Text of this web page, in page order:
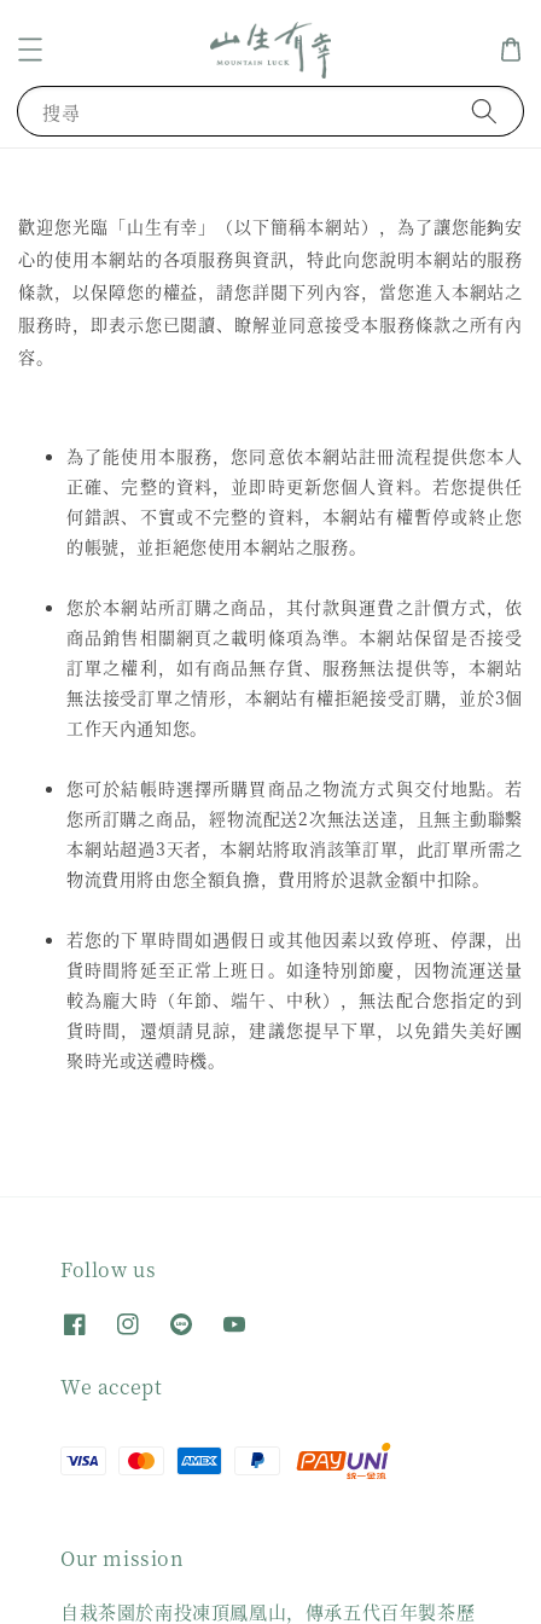
搜尋
歡迎您光臨「山生有幸」（以下簡稱本網站），為了讓您能夠安
心的使用本網站的各項服務與資訊，特此向您說明本網站的服務
條款，以保障您的權益，請您詳閱下列內容，當您進入本網站之
服務時，即表示您已閱讀、瞭解並同意接受本服務條款之所有內
容。
為了能使用本服務，您同意依本網站註冊流程提供您本人
正確、完整的資料，並即時更新您個人資料。若您提供任
何錯誤、不實或不完整的資料，本網站有權暫停或終止您
的帳號，並拒絕您使用本網站之服務。
您於本網站所訂購之商品，其付款與運費之計價方式，依
商品銷售相關網頁之載明條項為準。本網站保留是否接受
訂單之權利，如有商品無存貨、服務無法提供等，本網站
無法接受訂單之情形，本網站有權拒絕接受訂購，並於3個
工作天內通知您。
您可於結帳時選擇所購買商品之物流方式與交付地點。若
您所訂購之商品，經物流配送2次無法送達，且無主動聯繫
本網站超過3天者，本網站將取消該筆訂單，此訂單所需之
物流費用將由您全額負擔，費用將於退款金額中扣除。
若您的下單時間如遇假日或其他因素以致停班、停課，出
貨時間將延至正常上班日。如逢特別節慶，因物流運送量
較為龐大時（年節、端午、中秋），無法配合您指定的到
貨時間，還煩請見諒，建議您提早下單，以免錯失美好團
聚時光或送禮時機。
Follow us
We accept
Our mission
自栽茶園於南投凍頂鳳凰山，傳承五代百年製茶歷